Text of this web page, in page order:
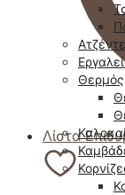
Λίστα
Θερμός